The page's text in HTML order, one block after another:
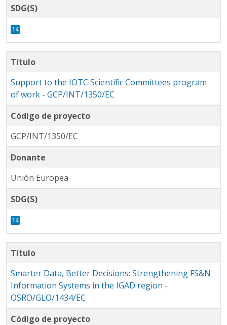
SDG(S)
Título
Support to the IOTC Scientific Committees program
of work - GCP/INT/1350/EC
Código de proyecto
GCP/INT/1350/EC
Donante
Unión Europea
SDG(S)
Título
Smarter Data, Better Decisions: Strengthening FS&N
Information Systems in the IGAD region -
OSRO/GLO/1434/EC
Código de proyecto